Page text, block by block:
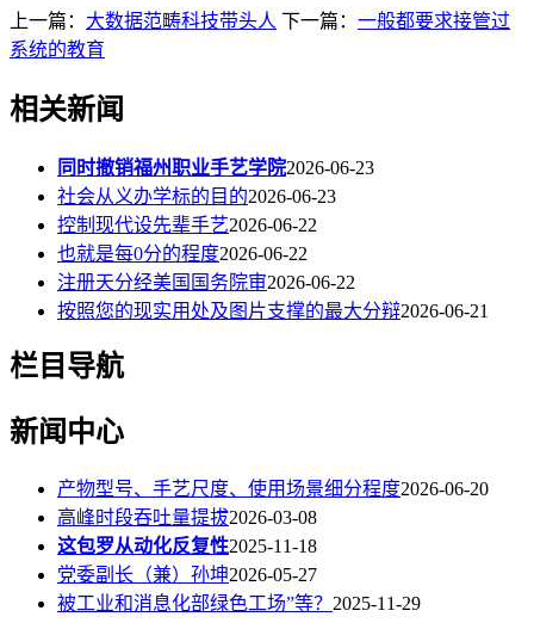
上一篇： 大数据范畴科技带头人 下一篇： 一般都要求接管过
系统的教育
相关新闻
同时撤销福州职业手艺学院2026-06-23
社会从义办学标的目的2026-06-23
控制现代设先辈手艺2026-06-22
也就是每0分的程度2026-06-22
注册天分经美国国务院审2026-06-22
按照您的现实用处及图片支撑的最大分辩2026-06-21
栏目导航
新闻中心
产物型号、手艺尺度、使用场景细分程度2026-06-20
高峰时段吞吐量提拔2026-03-08
这包罗从动化反复性2025-11-18
党委副长（兼）孙坤2026-05-27
被工业和消息化部绿色工场”等？ 2025-11-29